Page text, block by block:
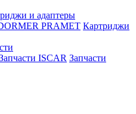
и адаптеры
PRAMET Картриджи
ISCAR Запчасти